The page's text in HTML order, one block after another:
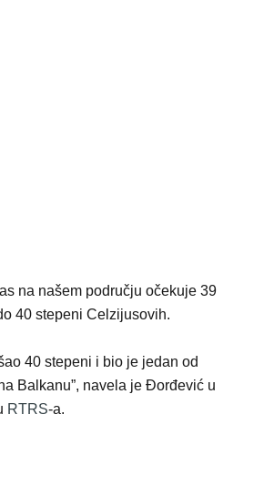
na našem području očekuje 39
40 stepeni Celzijusovih.
40 stepeni i bio je jedan od
Balkanu”, navela je Đorđević u
RTRS-a.